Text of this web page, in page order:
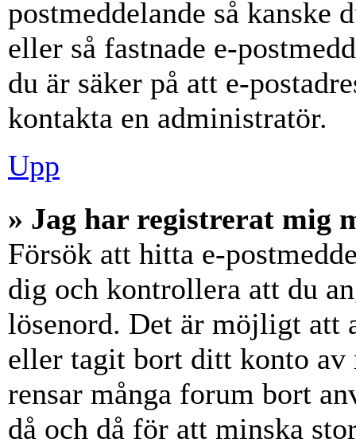
postmeddelande så kanske
eller så fastnade e-
du är säker på att e-
kontakta en administratör.
Upp
» Jag har registrerat mig
Försök att hitta e-
dig och kontrollera att du
lösenord. Det är möjligt att
eller tagit bort ditt konto av
rensar många forum bort
då och då för att minska